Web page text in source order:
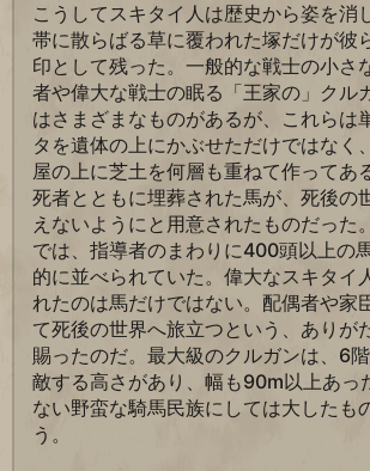
こうしてスキタイ人は歴史から姿を消
帯に散らばる草に覆われた塚だけが彼
印として残った。一般的な戦士の小さ
者や偉大な戦士の眠る「王家の」クル
はさまざまなものがあるが、これらは
タを遺体の上にかぶせただけではなく
屋の上に芝土を何層も重ねて作ってあ
死者とともに埋葬された馬が、死後の
えないようにと用意されたものだった
では、指導者のまわりに400頭以上の
的に並べられていた。偉大なスキタイ
れたのは馬だけではない。配偶者や家
て死後の世界へ旅立つという、ありが
賜ったのだ。最大級のクルガンは、6
敵する高さがあり、幅も90m以上あっ
ない野蛮な騎馬民族にしては大したも
う。